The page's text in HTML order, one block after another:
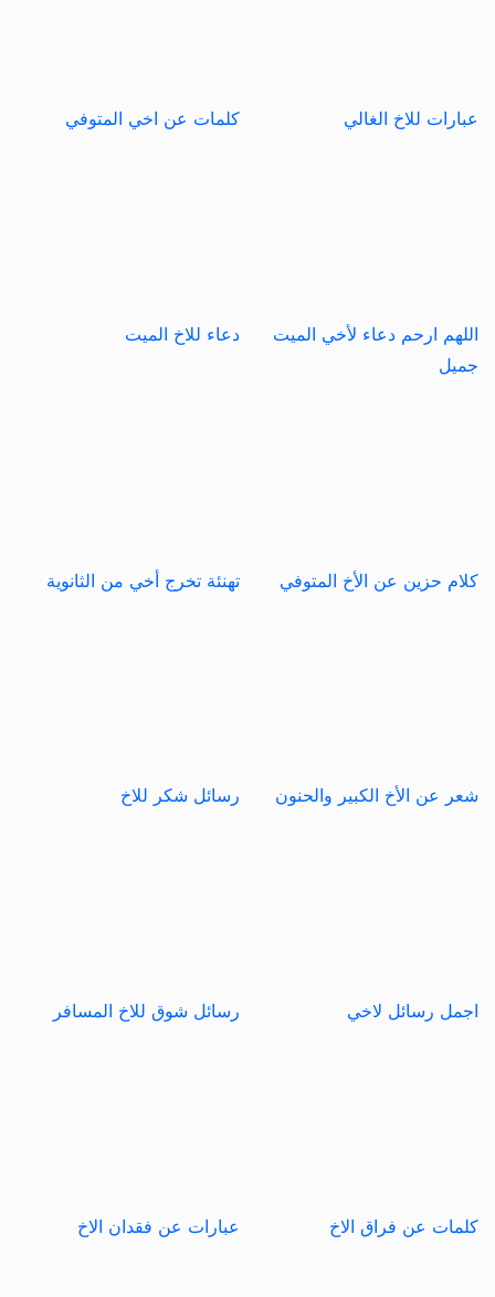
عبارات للاخ الغالي كلمات عن اخي المتوفي
اللهم ارحم دعاء لأخي الميت
جميل
دعاء للاخ الميت
كلام حزين عن الأخ المتوفي تهنئة تخرج أخي من الثانوية
شعر عن الأخ الكبير والحنون رسائل شكر للاخ
اجمل رسائل لاخي رسائل شوق للاخ المسافر
كلمات عن فراق الاخ عبارات عن فقدان الاخ